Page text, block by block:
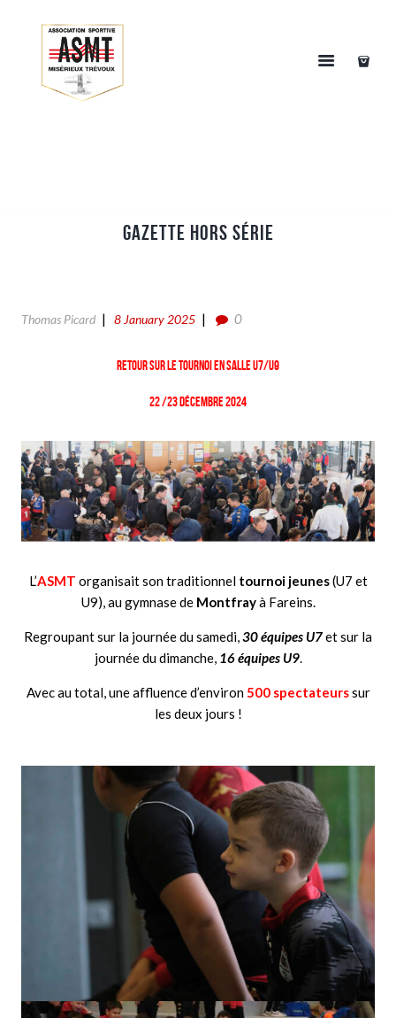
Gazette Hors Série
Thomas Picard 8 January 2025 0
Retour sur le tournoi en salle U7/U9
22 /23 Décembre 2024
L’ASMT organisait son traditionnel tournoi jeunes(U7 et
U9), au gymnase de Montfrayà Fareins.
Regroupant sur la journée du samedi,30 équipes U7et sur la
journée du dimanche, 16 équipes U9.
Avec au total, une affluence d’environ500 spectateurssur
les deux jours !